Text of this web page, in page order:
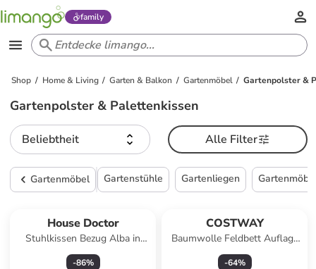
family
Shop Home & Living Garten & Balkon Gartenmöbel Gartenpolster &
Gartenpolster & Palettenkissen
Beliebtheit Alle Filter
Gartenmöbel Gartenstühle Gartenliegen
House Doctor
Stuhlkissen Bezug Alba in
hellgrau
-86%
COSTWAY
Baumwolle Feldbett Auflage
190 x 70 cm in Blau
-64%